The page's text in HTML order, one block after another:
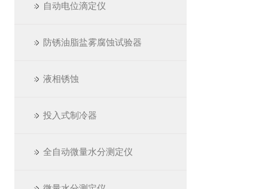
自动电位滴定仪
防锈油脂盐雾腐蚀试验器
液相锈蚀
投入式制冷器
全自动微量水分测定仪